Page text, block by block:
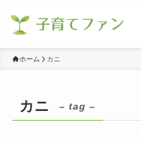
ホーム カニ
カニ – tag –